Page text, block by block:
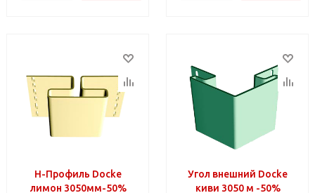
Н-Профиль Docke
лимон 3050мм-50%
Угол внешний Docke
киви 3050 м -50%